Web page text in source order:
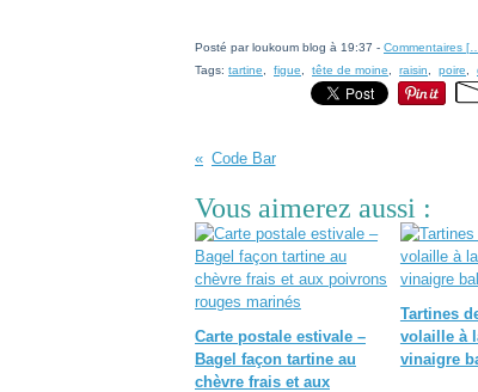
Posté par loukoum blog à 19:37 - Commentaires [
Tags: tartine figue tête de moine raisin poire
Code Bar
Vous aimerez aussi :
Carte postale estivale –
Bagel façon tartine au
chèvre frais et aux
Tartines
volaille à
vinaigre